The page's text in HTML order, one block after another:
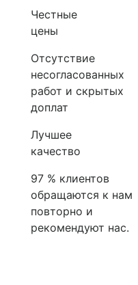
Честные
цены
Отсутствие
несогласованных
работ и скрытых
доплат
Лучшее
качество
97 % клиентов
обращаются к нам
повторно и
рекомендуют нас.